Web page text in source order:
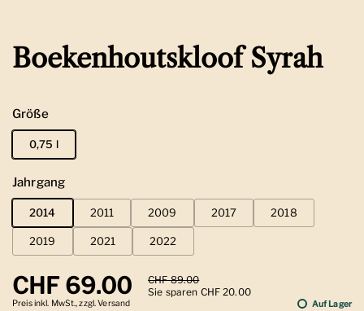
Boekenhoutskloof Syrah
Größe
0,75 l
Jahrgang
2014 2011 2009 2017 2018
2019 2021 2022
Regulärer Preis
CHF 69.00 Sale-Preis
CHF 89.00
Sie sparen CHF 20.00
Preis inkl. MwSt., zzgl. Versand Auf Lager